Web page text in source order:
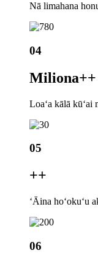
Nā limahana
04
Miliona++
Loaʻa kālā kūʻai
05
++
ʻĀina hoʻokuʻu
06